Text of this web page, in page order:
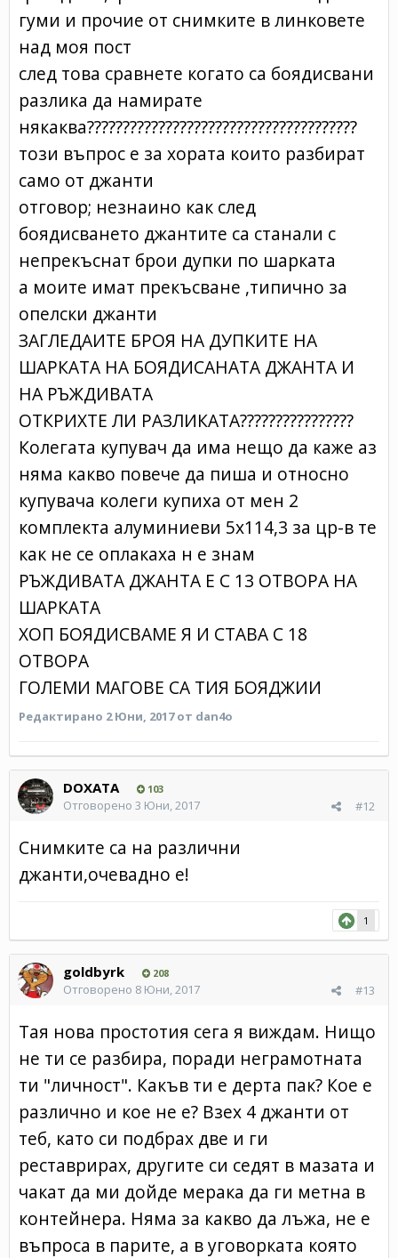
гуми и прочие от снимките в линковете
над моя пост
след това сравнете когато са боядисвани
разлика да намирате
някаква??????????????????????????????????????
този въпрос е за хората които разбират
само от джанти
отговор; незнаино как след
боядисването джантите са станали с
непрекъснат брои дупки по шарката
а моите имат прекъсване ,типично за
опелски джанти
ЗАГЛЕДАИТЕ БРОЯ НА ДУПКИТЕ НА
ШАРКАТА НА БОЯДИСАНАТА ДЖАНТА И
НА РЪЖДИВАТА
ОТКРИХТЕ ЛИ РАЗЛИКАТА????????????????
Колегата купувач да има нещо да каже аз
няма какво повече да пиша и относно
купувача колеги купиха от мен 2
комплекта алуминиеви 5х114,3 за цр-в те
как не се оплакаха н е знам
РЪЖДИВАТА ДЖАНТА Е С 13 ОТВОРА НА
ШАРКАТА
ХОП БОЯДИСВАМЕ Я И СТАВА С 18
ОТВОРА
ГОЛЕМИ МАГОВЕ СА ТИЯ БОЯДЖИИ
Редактирано 2 Юни, 2017от dan4o
DOXATA 103
#12
Отговорено 3 Юни, 2017
Снимките са на различни
джанти,очевадно е!
1
goldbyrk 208
#13
Отговорено 8 Юни, 2017
Тая нова простотия сега я виждам. Нищо
не ти се разбира, поради неграмотната
ти "личност". Какъв ти е дерта пак? Кое е
различно и кое не е? Взех 4 джанти от
теб, като си подбрах две и ги
реставрирах, другите си седят в мазата и
чакат да ми дойде мерака да ги метна в
контейнера. Няма за какво да лъжа, не е
въпроса в парите, а в уговорката която